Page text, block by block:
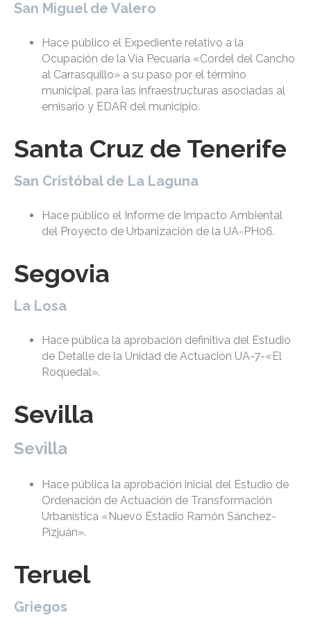
San Miguel de Valero
Hace público el Expediente relativo a la
Ocupación de la Vía Pecuaria «Cordel del Cancho
al Carrasquillo» a su paso por el término
municipal, para las infraestructuras asociadas al
emisario y EDAR del municipio.
Santa Cruz de Tenerife
San Cristóbal de La Laguna
Hace público el Informe de Impacto Ambiental
del Proyecto de Urbanización de la UA-PH06.
Segovia
La Losa
Hace pública la aprobación definitiva del Estudio
de Detalle de la Unidad de Actuación UA-7-«El
Roquedal».
Sevilla
Sevilla
Hace pública la aprobación inicial del Estudio de
Ordenación de Actuación de Transformación
Urbanística «Nuevo Estadio Ramón Sánchez-
Pizjuán».
Teruel
Griegos